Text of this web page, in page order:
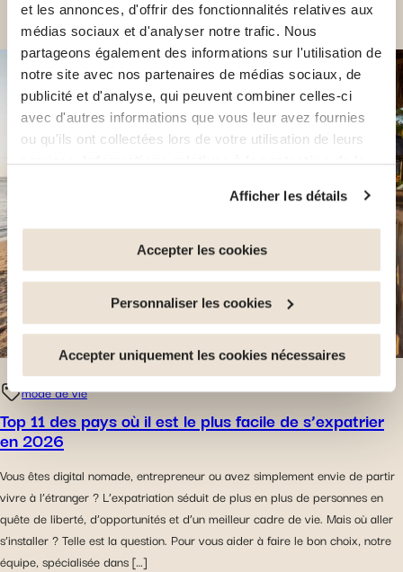
et les annonces, d'offrir des fonctionnalités relatives aux
médias sociaux et d'analyser notre trafic. Nous
partageons également des informations sur l'utilisation de
notre site avec nos partenaires de médias sociaux, de
publicité et d'analyse, qui peuvent combiner celles-ci
avec d'autres informations que vous leur avez fournies
ou qu'ils ont collectées lors de votre utilisation de leurs
services.Informations relatives à la protection de la
Vous avez la possibilité de retirer votre consentement à
tout moment en cliquant sur le lien "gestion des cookies"
bon fonctionnement du site. Notez que si vous
désactivez des cookies utilisés ici, il se peut que
certaines fonctionnalités ou parties de ce site Web ne
soient plus normalement accessibles. D'autres sont
utilisés pour : Améliorer votre expérience utilisateur, en
personnalisant vos fonctionnalités et en se souvenant de
vos choix. Mesurer l'audience en suivant le nombre de
notre site. Proposer des offres et services personnalisés
et en suivre les performances. Partager des informations
avec les réseaux sociaux utilisés et vous permettre de
visualiser du contenu hébergé sur un site externe.
Afficher les détails
Accepter les cookies
Personnaliser les cookies
Accepter uniquement les cookies nécessaires
mode de vie
Top 11 des pays où il est le plus facile de s’expatrier
en 2026
Vous êtes digital nomade, entrepreneur ou avez simplement envie de partir
vivre à l’étranger ? L’expatriation séduit de plus en plus de personnes en
quête de liberté, d’opportunités et d’un meilleur cadre de vie. Mais où aller
s’installer ? Telle est la question. Pour vous aider à faire le bon choix, notre
équipe, spécialisée dans […]